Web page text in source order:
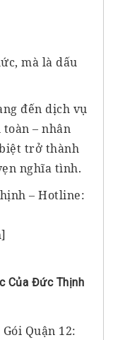
mà là dấu
đến dịch vụ
– nhân
trở thành
nghĩa tình.
– Hotline:
Của Đức Thịnh
Quận 12: